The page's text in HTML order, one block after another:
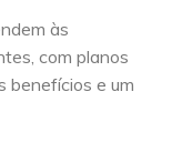
às
com planos
benefícios e um